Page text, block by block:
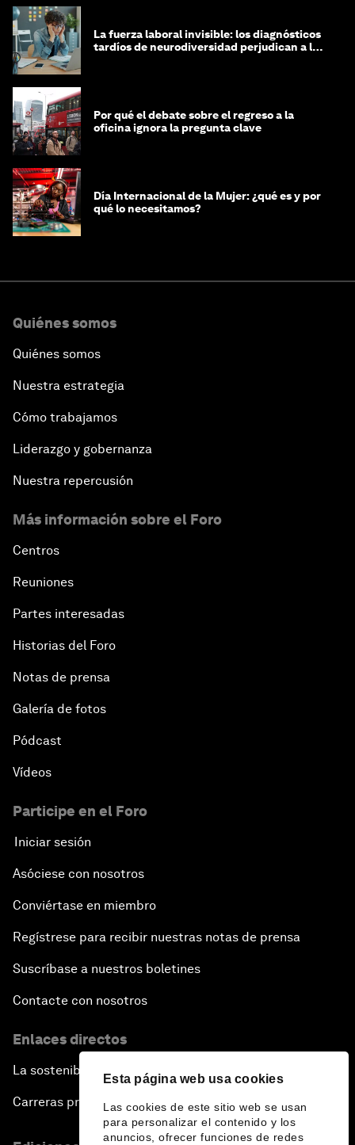
Esta página web usa cookies
Las cookies de este sitio web se usan
para personalizar el contenido y los
anuncios, ofrecer funciones de redes
La fuerza laboral invisible: los diagnósticos
tardíos de neurodiversidad perjudican a las
Por qué el debate sobre el regreso a la
oficina ignora la pregunta clave
Día Internacional de la Mujer: ¿qué es y por
qué lo necesitamos?
Quiénes somos
Quiénes somos
Nuestra estrategia
Cómo trabajamos
Liderazgo y gobernanza
Nuestra repercusión
Más información sobre el Foro
Centros
Reuniones
Partes interesadas
Historias del Foro
Notas de prensa
Galería de fotos
Pódcast
Vídeos
Participe en el Foro
Iniciar sesión
Asóciese con nosotros
Conviértase en miembro
Regístrese para recibir nuestras notas de prensa
Suscríbase a nuestros boletines
Contacte con nosotros
Enlaces directos
La sostenibilidad en el Foro
Carreras profesionales